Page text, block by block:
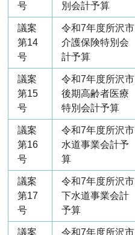
号
別会計予算
議案
第14
号
令和7年度所沢市
介護保険特別会
計予算
議案
第15
号
令和7年度所沢市
後期高齢者医療
特別会計予算
議案
第16
号
令和7年度所沢市
水道事業会計予
算
議案
第17
号
令和7年度所沢市
下水道事業会計
予算
議案
令和7年度所沢市